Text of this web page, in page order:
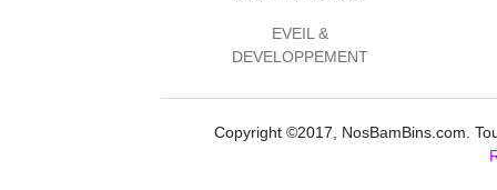
EVEIL &
DEVELOPPEMENT
Copyright ©2017, NosBamBins.com.